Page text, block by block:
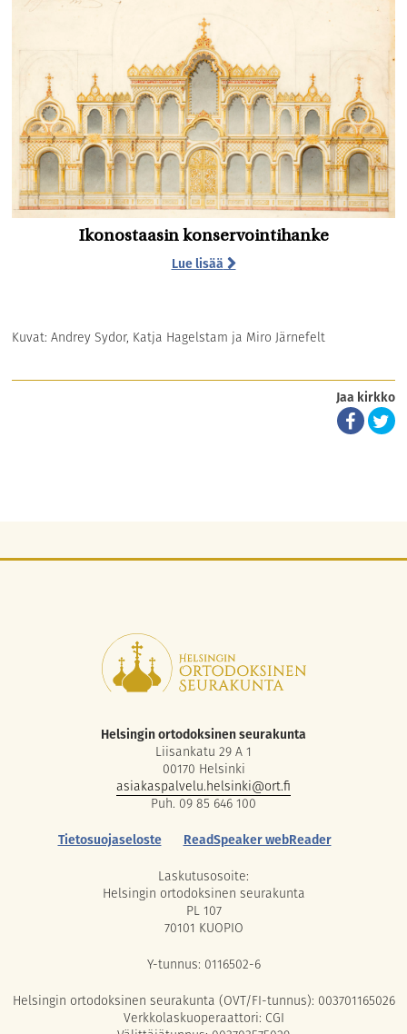
Ikonostaasin konservointihanke
Lue lisää
Kuvat: Andrey Sydor, Katja Hagelstam ja Miro Järnefelt
Jaa kirkko
Helsingin ortodoksinen seurakunta
Liisankatu 29 A 1
00170 Helsinki
asiakaspalvelu.helsinki@ort.fi
Puh. 09 85 646 100
Tietosuojaseloste
ReadSpeaker webReader
Laskutusosoite:
Helsingin ortodoksinen seurakunta
PL 107
70101 KUOPIO
Y-tunnus: 0116502-6
Helsingin ortodoksinen seurakunta (OVT/FI-tunnus): 003701165026
Verkkolaskuoperaattori: CGI